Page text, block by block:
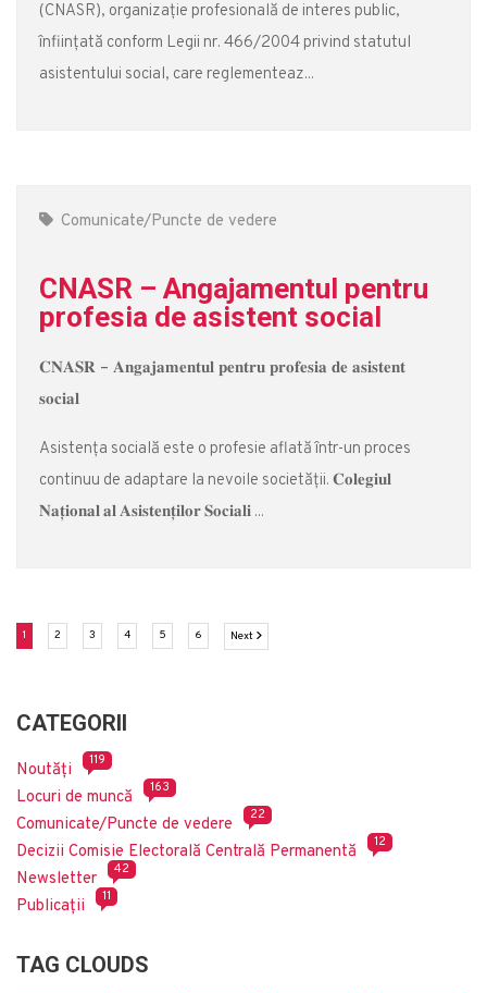
(CNASR), organizație profesională de interes public,
înființată conform Legii nr. 466/2004 privind statutul
asistentului social, care reglementeaz...
Comunicate/Puncte de vedere
CNASR – Angajamentul pentru
profesia de asistent social
𝐂𝐍𝐀𝐒𝐑 – 𝐀𝐧𝐠𝐚𝐣𝐚𝐦𝐞𝐧𝐭𝐮𝐥 𝐩𝐞𝐧𝐭𝐫𝐮 𝐩𝐫𝐨𝐟𝐞𝐬𝐢𝐚 𝐝𝐞 𝐚𝐬𝐢𝐬𝐭𝐞𝐧𝐭
𝐬𝐨𝐜𝐢𝐚𝐥
Asistența socială este o profesie aflată într-un proces
continuu de adaptare la nevoile societății. 𝐂𝐨𝐥𝐞𝐠𝐢𝐮𝐥
𝐍𝐚𝐭̦𝐢𝐨𝐧𝐚𝐥 𝐚𝐥 𝐀𝐬𝐢𝐬𝐭𝐞𝐧𝐭̦𝐢𝐥𝐨𝐫 𝐒𝐨𝐜𝐢𝐚𝐥𝐢 ...
1 (current)
2 (current)
3 (current)
4(current)
5 (current)
6 (current)
Next Next
CATEGORII
Noutăți 119
Locuri de muncă 163
Comunicate/Puncte de vedere 22
Decizii Comisie Electorală Centrală Permanentă 12
Newsletter 42
Publicații 11
TAG CLOUDS